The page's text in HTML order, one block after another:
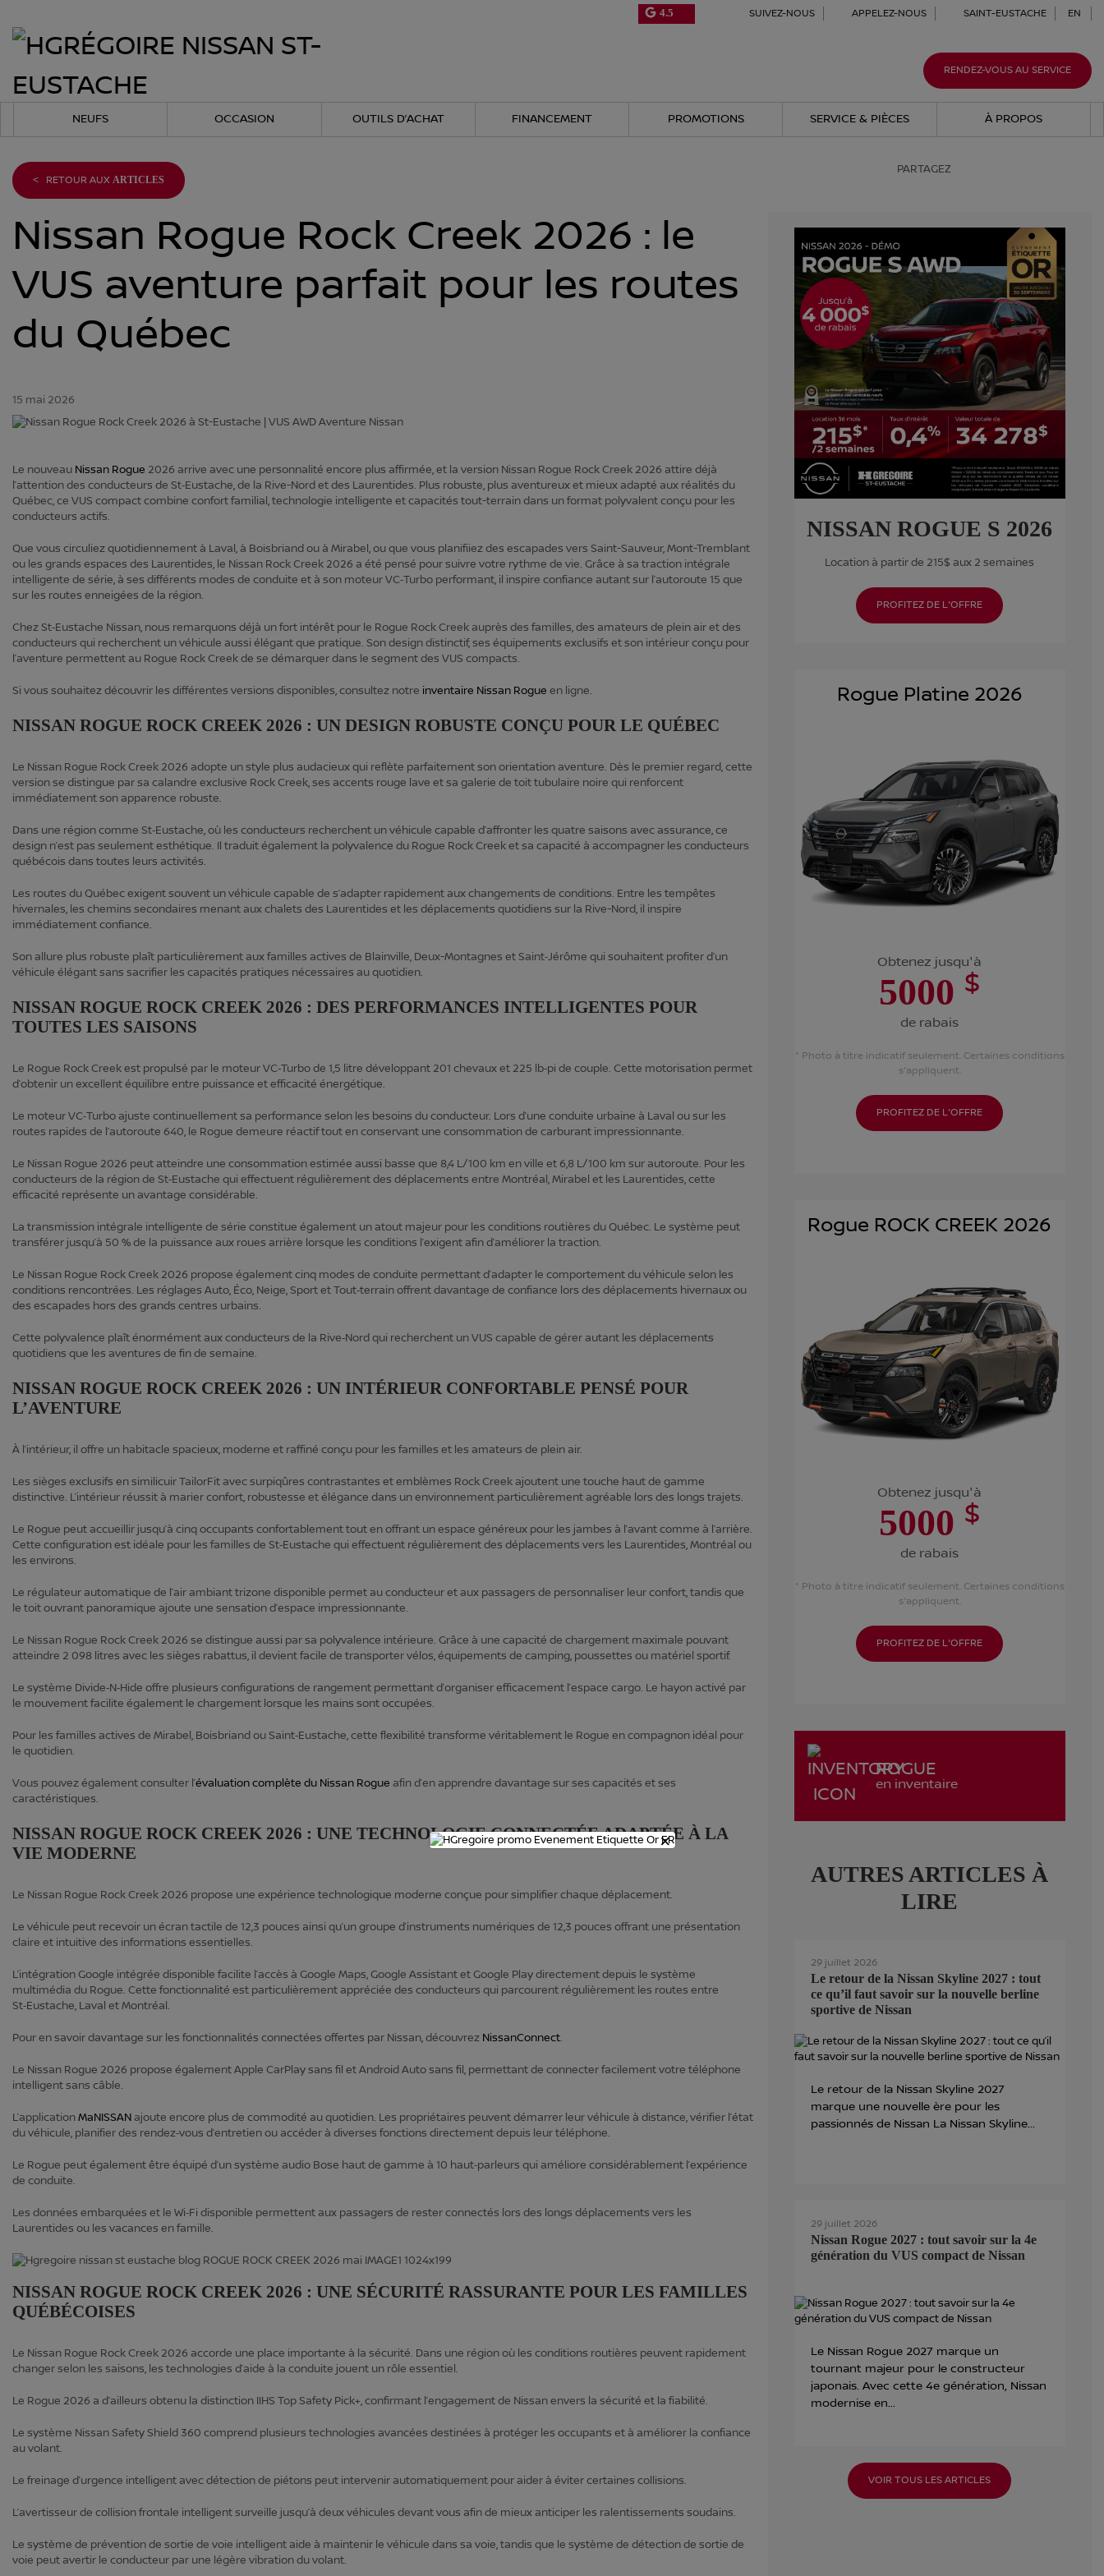
4.5 SUIVEZ-NOUS APPELEZ-NOUS SAINT-EUSTACHE EN
RENDEZ-VOUS AU SERVICE
NEUFS OCCASION OUTILS D’ACHAT FINANCEMENT PROMOTIONS SERVICE & PIÈCES À PROPOS
< RETOUR AUX ARTICLES
PARTAGEZ
Nissan Rogue Rock Creek 2026 : le
VUS aventure parfait pour les routes
du Québec
15 mai 2026
Le nouveau Nissan Rogue 2026 arrive avec une personnalité encore plus affirmée, et la version Nissan Rogue Rock Creek 2026 attire déjà
l’attention des conducteurs de St‑Eustache, de la Rive-Nord et des Laurentides. Plus robuste, plus aventureux et mieux adapté aux réalités du
Québec, ce VUS compact combine confort familial, technologie intelligente et capacités tout-terrain dans un format polyvalent conçu pour les
conducteurs actifs.
Que vous circuliez quotidiennement à Laval, à Boisbriand ou à Mirabel, ou que vous planifiiez des escapades vers Saint-Sauveur, Mont-Tremblant
ou les grands espaces des Laurentides, le Nissan Rock Creek 2026 a été pensé pour suivre votre rythme de vie. Grâce à sa traction intégrale
intelligente de série, à ses différents modes de conduite et à son moteur VC‑Turbo performant, il inspire confiance autant sur l’autoroute 15 que
sur les routes enneigées de la région.
Chez St‑Eustache Nissan, nous remarquons déjà un fort intérêt pour le Rogue Rock Creek auprès des familles, des amateurs de plein air et des
conducteurs qui recherchent un véhicule aussi élégant que pratique. Son design distinctif, ses équipements exclusifs et son intérieur conçu pour
l’aventure permettent au Rogue Rock Creek de se démarquer dans le segment des VUS compacts.
Si vous souhaitez découvrir les différentes versions disponibles, consultez notre inventaire Nissan Rogue en ligne.
NISSAN ROGUE ROCK CREEK 2026 : UN DESIGN ROBUSTE CONÇU POUR LE QUÉBEC
Le Nissan Rogue Rock Creek 2026 adopte un style plus audacieux qui reflète parfaitement son orientation aventure. Dès le premier regard, cette
version se distingue par sa calandre exclusive Rock Creek, ses accents rouge lave et sa galerie de toit tubulaire noire qui renforcent
immédiatement son apparence robuste.
Dans une région comme St‑Eustache, où les conducteurs recherchent un véhicule capable d’affronter les quatre saisons avec assurance, ce
design n’est pas seulement esthétique. Il traduit également la polyvalence du Rogue Rock Creek et sa capacité à accompagner les conducteurs
québécois dans toutes leurs activités.
Les routes du Québec exigent souvent un véhicule capable de s’adapter rapidement aux changements de conditions. Entre les tempêtes
hivernales, les chemins secondaires menant aux chalets des Laurentides et les déplacements quotidiens sur la Rive-Nord, il inspire
immédiatement confiance.
Son allure plus robuste plaît particulièrement aux familles actives de Blainville, Deux-Montagnes et Saint‑Jérôme qui souhaitent profiter d’un
véhicule élégant sans sacrifier les capacités pratiques nécessaires au quotidien.
NISSAN ROGUE ROCK CREEK 2026 : DES PERFORMANCES INTELLIGENTES POUR
TOUTES LES SAISONS
Le Rogue Rock Creek est propulsé par le moteur VC‑Turbo de 1,5 litre développant 201 chevaux et 225 lb‑pi de couple. Cette motorisation permet
d’obtenir un excellent équilibre entre puissance et efficacité énergétique.
Le moteur VC‑Turbo ajuste continuellement sa performance selon les besoins du conducteur. Lors d’une conduite urbaine à Laval ou sur les
routes rapides de l’autoroute 640, le Rogue demeure réactif tout en conservant une consommation de carburant impressionnante.
Le Nissan Rogue 2026 peut atteindre une consommation estimée aussi basse que 8,4 L/100 km en ville et 6,8 L/100 km sur autoroute. Pour les
conducteurs de la région de St‑Eustache qui effectuent régulièrement des déplacements entre Montréal, Mirabel et les Laurentides, cette
efficacité représente un avantage considérable.
La transmission intégrale intelligente de série constitue également un atout majeur pour les conditions routières du Québec. Le système peut
transférer jusqu’à 50 % de la puissance aux roues arrière lorsque les conditions l’exigent afin d’améliorer la traction.
Le Nissan Rogue Rock Creek 2026 propose également cinq modes de conduite permettant d’adapter le comportement du véhicule selon les
conditions rencontrées. Les réglages Auto, Éco, Neige, Sport et Tout‑terrain offrent davantage de confiance lors des déplacements hivernaux ou
des escapades hors des grands centres urbains.
Cette polyvalence plaît énormément aux conducteurs de la Rive‑Nord qui recherchent un VUS capable de gérer autant les déplacements
quotidiens que les aventures de fin de semaine.
NISSAN ROGUE ROCK CREEK 2026 : UN INTÉRIEUR CONFORTABLE PENSÉ POUR
L’AVENTURE
À l’intérieur, il offre un habitacle spacieux, moderne et raffiné conçu pour les familles et les amateurs de plein air.
Les sièges exclusifs en similicuir TailorFit avec surpiqûres contrastantes et emblèmes Rock Creek ajoutent une touche haut de gamme
distinctive. L’intérieur réussit à marier confort, robustesse et élégance dans un environnement particulièrement agréable lors des longs trajets.
Le Rogue peut accueillir jusqu’à cinq occupants confortablement tout en offrant un espace généreux pour les jambes à l’avant comme à l’arrière.
Cette configuration est idéale pour les familles de St‑Eustache qui effectuent régulièrement des déplacements vers les Laurentides, Montréal ou
les environs.
Le régulateur automatique de l’air ambiant trizone disponible permet au conducteur et aux passagers de personnaliser leur confort, tandis que
le toit ouvrant panoramique ajoute une sensation d’espace impressionnante.
Le Nissan Rogue Rock Creek 2026 se distingue aussi par sa polyvalence intérieure. Grâce à une capacité de chargement maximale pouvant
atteindre 2 098 litres avec les sièges rabattus, il devient facile de transporter vélos, équipements de camping, poussettes ou matériel sportif.
Le système Divide‑N‑Hide offre plusieurs configurations de rangement permettant d’organiser efficacement l’espace cargo. Le hayon activé par
le mouvement facilite également le chargement lorsque les mains sont occupées.
Pour les familles actives de Mirabel, Boisbriand ou Saint‑Eustache, cette flexibilité transforme véritablement le Rogue en compagnon idéal pour
le quotidien.
Vous pouvez également consulter l’évaluation complète du Nissan Rogue afin d’en apprendre davantage sur ses capacités et ses
caractéristiques.
NISSAN ROGUE ROCK CREEK 2026 : UNE TECHNOLOGIE CONNECTÉE ADAPTÉE À LA
VIE MODERNE
Le Nissan Rogue Rock Creek 2026 propose une expérience technologique moderne conçue pour simplifier chaque déplacement.
Le véhicule peut recevoir un écran tactile de 12,3 pouces ainsi qu’un groupe d’instruments numériques de 12,3 pouces offrant une présentation
claire et intuitive des informations essentielles.
L’intégration Google intégrée disponible facilite l’accès à Google Maps, Google Assistant et Google Play directement depuis le système
multimédia du Rogue. Cette fonctionnalité est particulièrement appréciée des conducteurs qui parcourent régulièrement les routes entre
St‑Eustache, Laval et Montréal.
Pour en savoir davantage sur les fonctionnalités connectées offertes par Nissan, découvrez NissanConnect.
Le Nissan Rogue 2026 propose également Apple CarPlay sans fil et Android Auto sans fil, permettant de connecter facilement votre téléphone
intelligent sans câble.
L’applicationMaNISSAN ajoute encore plus de commodité au quotidien. Les propriétaires peuvent démarrer leur véhicule à distance, vérifier l’état
du véhicule, planifier des rendez‑vous d’entretien ou accéder à diverses fonctions directement depuis leur téléphone.
Le Rogue peut également être équipé d’un système audio Bose haut de gamme à 10 haut‑parleurs qui améliore considérablement l’expérience
de conduite.
Les données embarquées et le Wi‑Fi disponible permettent aux passagers de rester connectés lors des longs déplacements vers les
Laurentides ou les vacances en famille.
NISSAN ROGUE ROCK CREEK 2026 : UNE SÉCURITÉ RASSURANTE POUR LES FAMILLES
QUÉBÉCOISES
Le Nissan Rogue Rock Creek 2026 accorde une place importante à la sécurité. Dans une région où les conditions routières peuvent rapidement
changer selon les saisons, les technologies d’aide à la conduite jouent un rôle essentiel.
Le Rogue 2026 a d’ailleurs obtenu la distinction IIHS Top Safety Pick+, confirmant l’engagement de Nissan envers la sécurité et la fiabilité.
Le système Nissan Safety Shield 360 comprend plusieurs technologies avancées destinées à protéger les occupants et à améliorer la confiance
au volant.
Le freinage d’urgence intelligent avec détection de piétons peut intervenir automatiquement pour aider à éviter certaines collisions.
L’avertisseur de collision frontale intelligent surveille jusqu’à deux véhicules devant vous afin de mieux anticiper les ralentissements soudains.
Le système de prévention de sortie de voie intelligent aide à maintenir le véhicule dans sa voie, tandis que le système de détection de sortie de
voie peut avertir le conducteur par une légère vibration du volant.
NISSAN ROGUE S 2026
Location à partir de 215$ aux 2 semaines
PROFITEZ DE L'OFFRE
Rogue Platine 2026
Obtenez jusqu'à
5000 $
de rabais
* Photo à titre indicatif seulement. Certaines conditions
s'appliquent.
PROFITEZ DE L'OFFRE
Rogue ROCK CREEK 2026
Obtenez jusqu'à
5000 $
de rabais
* Photo à titre indicatif seulement. Certaines conditions
s'appliquent.
PROFITEZ DE L'OFFRE
ROGUE
en inventaire
AUTRES ARTICLES À
LIRE
29 juillet 2026
Le retour de la Nissan Skyline 2027 : tout
ce qu’il faut savoir sur la nouvelle berline
sportive de Nissan
Le retour de la Nissan Skyline 2027
marque une nouvelle ère pour les
passionnés de Nissan La Nissan Skyline...
29 juillet 2026
Nissan Rogue 2027 : tout savoir sur la 4e
génération du VUS compact de Nissan
Le Nissan Rogue 2027 marque un
tournant majeur pour le constructeur
japonais. Avec cette 4e génération, Nissan
modernise en...
VOIR TOUS LES ARTICLES
×